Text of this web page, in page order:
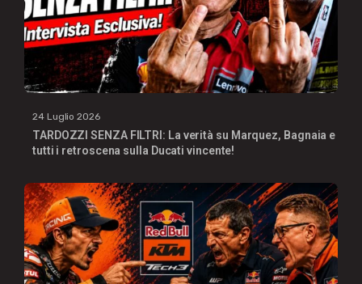
24 Luglio 2026
TARDOZZI SENZA FILTRI: La verità su Marquez, Bagnaia e
tutti i retroscena sulla Ducati vincente!